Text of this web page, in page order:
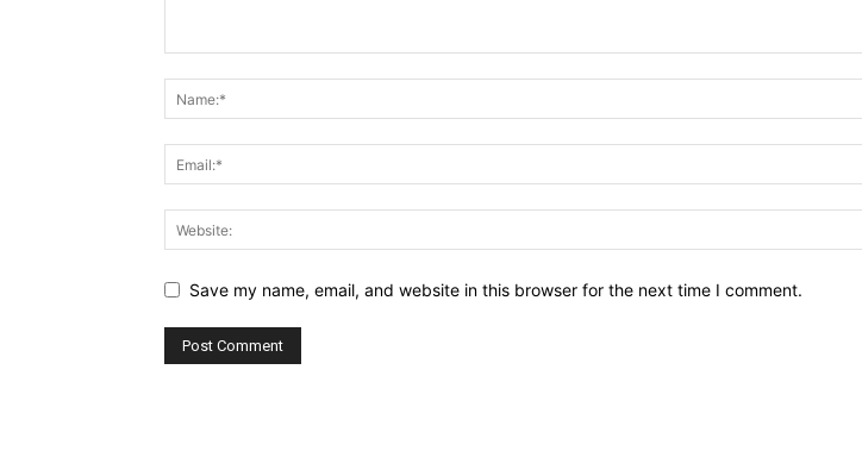
Save my name, email, and website in this browser for the next time I comment.